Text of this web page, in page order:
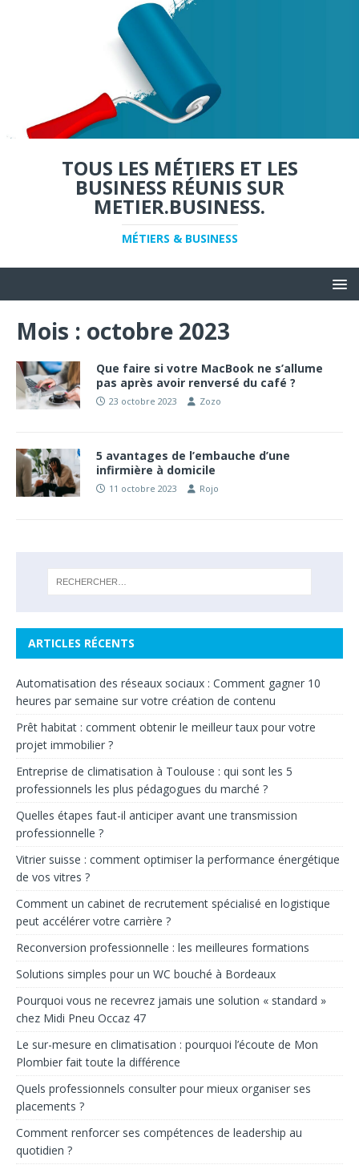
TOUS LES MÉTIERS ET LES
BUSINESS RÉUNIS SUR
METIER.BUSINESS.
MÉTIERS & BUSINESS
Mois : octobre 2023
Que faire si votre MacBook ne s’allume
pas après avoir renversé du café ?
23 octobre 2023 Zozo
5 avantages de l’embauche d’une
infirmière à domicile
11 octobre 2023 Rojo
ARTICLES RÉCENTS
Automatisation des réseaux sociaux : Comment gagner 10
heures par semaine sur votre création de contenu
Prêt habitat : comment obtenir le meilleur taux pour votre
projet immobilier ?
Entreprise de climatisation à Toulouse : qui sont les 5
professionnels les plus pédagogues du marché ?
Quelles étapes faut-il anticiper avant une transmission
professionnelle ?
Vitrier suisse : comment optimiser la performance énergétique
de vos vitres ?
Comment un cabinet de recrutement spécialisé en logistique
peut accélérer votre carrière ?
Reconversion professionnelle : les meilleures formations
Solutions simples pour un WC bouché à Bordeaux
Pourquoi vous ne recevrez jamais une solution « standard »
chez Midi Pneu Occaz 47
Le sur-mesure en climatisation : pourquoi l’écoute de Mon
Plombier fait toute la différence
Quels professionnels consulter pour mieux organiser ses
placements ?
Comment renforcer ses compétences de leadership au
quotidien ?